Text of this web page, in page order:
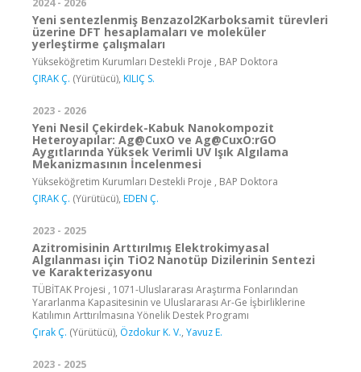
2024 - 2026
Yeni sentezlenmiş Benzazol2Karboksamit türevleri
üzerine DFT hesaplamaları ve moleküler
yerleştirme çalışmaları
Yükseköğretim Kurumları Destekli Proje , BAP Doktora
ÇIRAK Ç. (Yürütücü), KILIÇ S.
2023 - 2026
Yeni Nesil Çekirdek-Kabuk Nanokompozit
Heteroyapılar: Ag@CuxO ve Ag@CuxO:rGO
Aygıtlarında Yüksek Verimli UV Işık Algılama
Mekanizmasının İncelenmesi
Yükseköğretim Kurumları Destekli Proje , BAP Doktora
ÇIRAK Ç. (Yürütücü), EDEN Ç.
2023 - 2025
Azitromisinin Arttırılmış Elektrokimyasal
Algılanması için TiO2 Nanotüp Dizilerinin Sentezi
ve Karakterizasyonu
TÜBİTAK Projesi , 1071-Uluslararası Araştırma Fonlarından
Yararlanma Kapasitesinin ve Uluslararası Ar-Ge İşbirliklerine
Katılımın Arttırılmasına Yönelik Destek Programı
Çırak Ç. (Yürütücü), Özdokur K. V., Yavuz E.
2023 - 2025